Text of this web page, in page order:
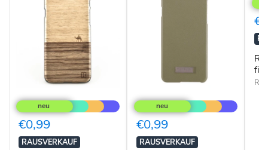
Slim
M1612B
Echtholzcover
für
iPhone
€0,99
RAUSVERKAUF
Galeli
Schutzhülle
Back
Cover
Lenny
€0,99
RAUSVERKAUF
für
900
für